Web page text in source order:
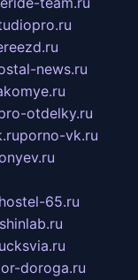
news.ru
otdelky.ru
porno-vk.ru
hostel-65.ru
doroga.ru